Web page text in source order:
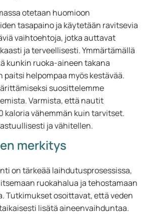
otetaan huomioon
tasapaino ja käytetään ravitsevia
vaihtoehtoja, jotka auttavat
ja terveellisesti. Ymmärtämällä
kunkin ruoka-aineen takana
helpompaa myös kestävää.
suosittelemme
Varmista, että nautit
kaloria vähemmän kuin tarvitset.
ja vähitellen.
merkitys
on tärkeää laihdutusprosessissa,
ruokahalua ja tehostamaan
Tutkimukset osoittavat, että veden
lisätä aineenvaihduntaa.